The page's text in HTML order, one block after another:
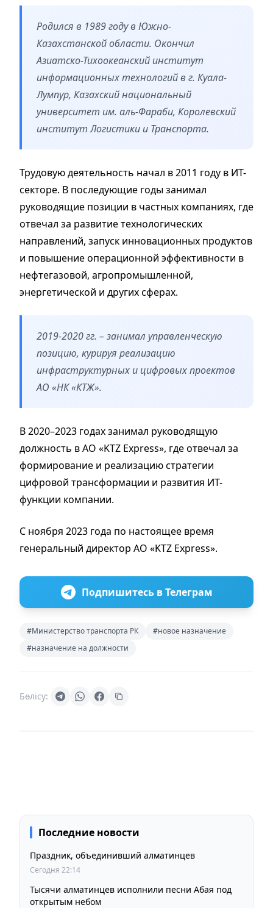
Родился в 1989 году в Южно-
Казахстанской области. Окончил
Азиатско-Тихоокеанский институт
информационных технологий в г. Куала-
Лумпур, Казахский национальный
университет им. аль-Фараби, Королевский
институт Логистики и Транспорта.
Трудовую деятельность начал в 2011 году в ИТ-
секторе. В последующие годы занимал
руководящие позиции в частных компаниях, где
отвечал за развитие технологических
направлений, запуск инновационных продуктов
и повышение операционной эффективности в
нефтегазовой, агропромышленной,
энергетической и других сферах.
2019-2020 гг. – занимал управленческую
позицию, курируя реализацию
инфраструктурных и цифровых проектов
АО «НК «КТЖ».
В 2020–2023 годах занимал руководящую
должность в АО «KTZ Express», где отвечал за
формирование и реализацию стратегии
цифровой трансформации и развития ИТ-
функции компании.
С ноября 2023 года по настоящее время
генеральный директор АО «KTZ Express».
Подпишитесь в Телеграм
#Министерство транспорта РК
#новое назначение
#назначение на должности
Бөлісу:
Последние новости
Праздник, объединивший алматинцев
Сегодня 22:14
Тысячи алматинцев исполнили песни Абая под
открытым небом